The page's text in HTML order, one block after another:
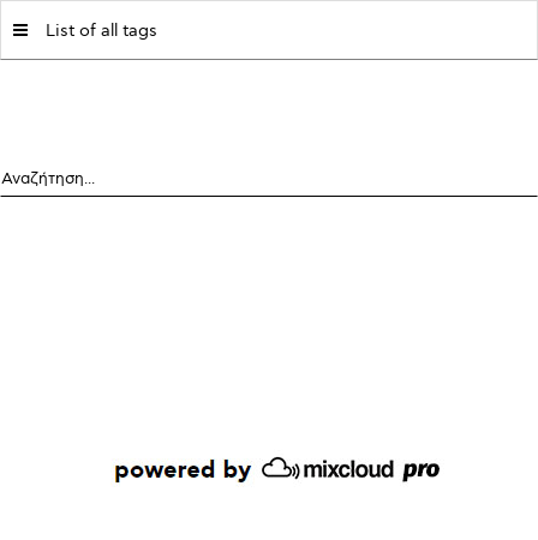
MY|PODCASTS BY AVOPOLIS
List of all tags